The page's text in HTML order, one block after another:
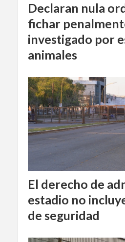
Declaran nula
fichar
investigado por
animales
El derecho de
estadio no
de seguridad